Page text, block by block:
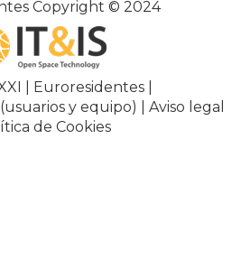
Copyright © 2024
Euroresidentes|
y equipo)
Aviso legal
de Cookies